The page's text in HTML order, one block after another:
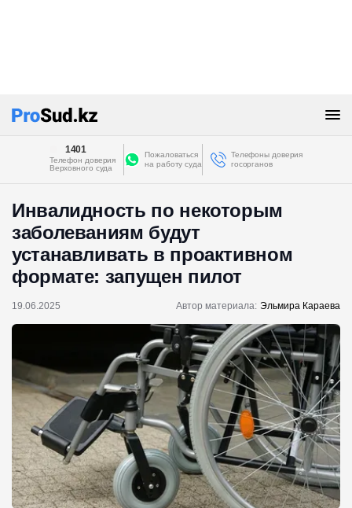
1401
Телефон доверия
Верховного суда
Пожаловаться
на работу суда
Телефоны доверия
госорганов
Инвалидность по некоторым
заболеваниям будут
устанавливать в проактивном
формате: запущен пилот
19.06.2025 Автор материала: Эльмира Караева